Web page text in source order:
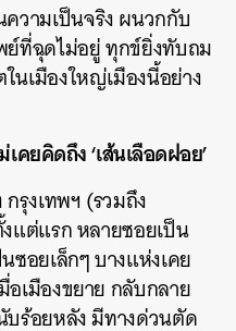
วามเป็นจริง ผนวกกับ
ย์ที่ฉุดไม่อยู่ ทุกข์ยิ่งทับถม
นเมืองใหญ่เมืองนี้อย่าง
คยคิดถึง ‘เส้นเลือดฝอย’
รุงเทพฯ (รวมถึง
แต่แรก หลายซอยเป็น
อยเล็กๆ บางแห่งเคย
อเมืองขยาย กลับกลาย
บร้อยหลัง มีทางด่วนตัด